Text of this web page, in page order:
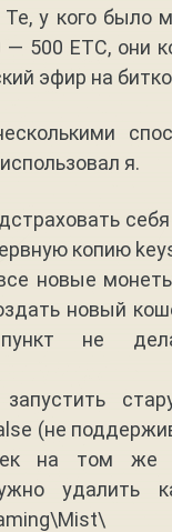
у кого было
500 ETC, они
эфир на
я.
копию
новые
новый
не
(не
на том же
удалить